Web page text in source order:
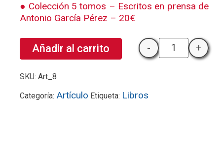
Colección 5 tomos – Escritos en prensa de
Antonio García Pérez – 20€
- +
Añadir al carrito
SKU: Art_8
Categoría: Artículo Etiqueta: Libros